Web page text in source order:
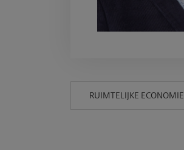
RUIMTELIJKE ECONOMIE